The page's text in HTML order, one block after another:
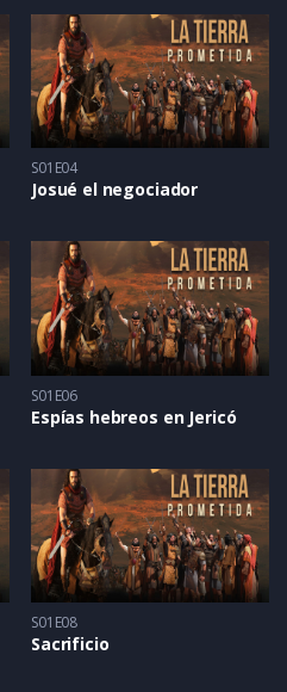
S01E04
Josué el negociador
S01E06
Espías hebreos en Jericó
S01E08
Sacrificio